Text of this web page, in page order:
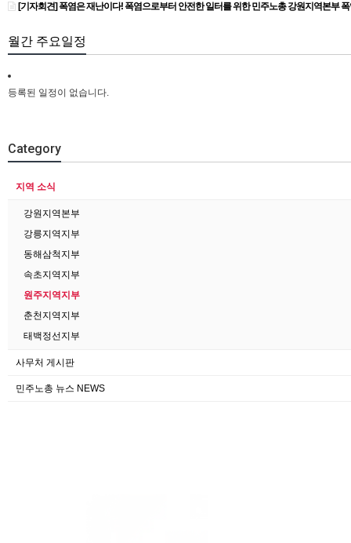
[기자회견] 폭염은 재난이다! 폭염으로부터 안전한 일터를 위한 민주노총 강원지역본부
월간 주요일정
등록된 일정이 없습니다.
Category
지역 소식
강원지역본부
강릉지역지부
동해삼척지부
속초지역지부
원주지역지부
춘천지역지부
태백정선지부
사무처 게시판
민주노총 뉴스 NEWS